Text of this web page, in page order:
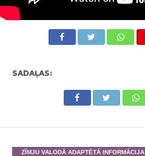
SADAĻAS:
ZĪMJU VALODĀ ADAPTĒTĀ INFORMĀCIJA